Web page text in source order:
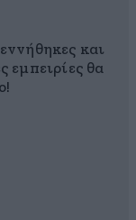
και
εμπειρίες θα